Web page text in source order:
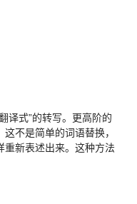
译式”的转写。更高阶的
不是简单的词语替换，
重新表述出来。这种方法